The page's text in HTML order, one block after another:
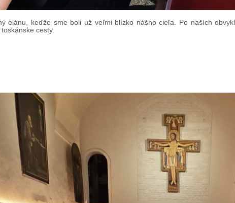
elánu, keďže sme boli už veľmi blízko nášho cieľa. Po naších
cesty.